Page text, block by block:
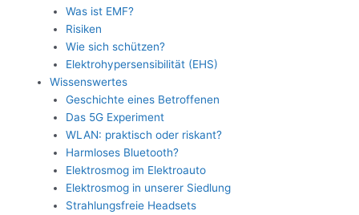
Was ist EMF?
Risiken
Wie sich schützen?
Elektrohypersensibilität (EHS)
Wissenswertes
Geschichte eines Betroffenen
Das 5G Experiment
WLAN: praktisch oder riskant?
Harmloses Bluetooth?
Elektrosmog im Elektroauto
Elektrosmog in unserer Siedlung
Strahlungsfreie Headsets